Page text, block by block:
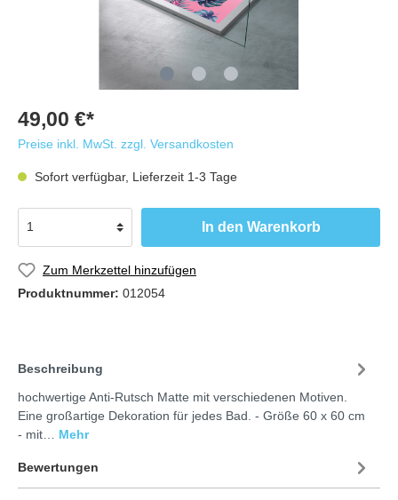
49,00 €*
Preise inkl. MwSt. zzgl. Versandkosten
Sofort verfügbar, Lieferzeit 1-3 Tage
In den Warenkorb
Zum Merkzettel hinzufügen
Produktnummer: 012054
Beschreibung
hochwertige Anti-Rutsch Matte mit verschiedenen Motiven.
Eine großartige Dekoration für jedes Bad. - Größe 60 x 60 cm
- mit… Mehr
Bewertungen